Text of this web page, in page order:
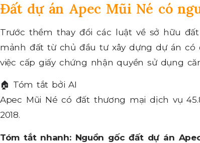
Đất dự án Apec Mũi Né có
Trước thềm thay đổi các luật về sở hữu
mảnh đất từ chủ đầu tư xây dựng dự án
việc cấp giấy chứng nhận quyền sử dụng
🏠 Tóm tắt bởi AI
Apec Mũi Né có đất thương mại dịch vụ
2018.
Tóm tắt nhanh: Nguồn gốc đất dự án